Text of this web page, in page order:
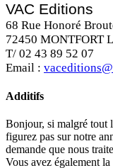
VAC Editions
68 Rue Honoré
72450 MONTFORT
T/ 02 43 89 52 07
Email :
Additifs
Bonjour, si malgré tout
figurez pas sur notre
demande que nous
Vous avez également